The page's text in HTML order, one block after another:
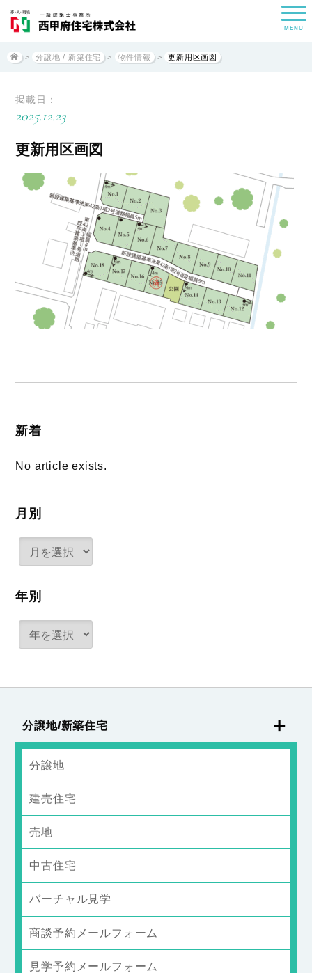
MENU
> 分譲地 / 新築住宅 > 物件情報 > 更新用区画図
掲載日：
2025.12.23
更新用区画図
新着
No article exists.
月別
年別
分譲地/新築住宅
分譲地
建売住宅
売地
中古住宅
バーチャル見学
商談予約メールフォーム
見学予約メールフォーム